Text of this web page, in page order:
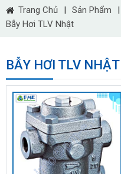
Trang Chủ | Sản Phẩm |
Bẫy Hơi TLV Nhật
BẪY HƠI TLV NHẬT